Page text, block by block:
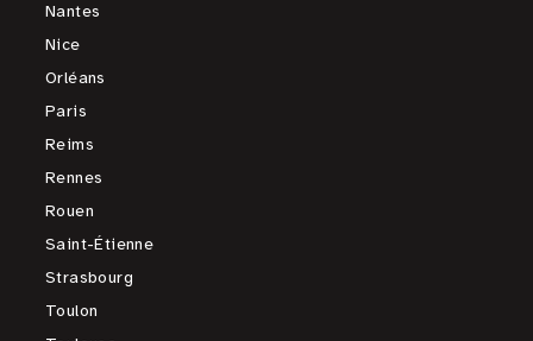
Nantes
Nice
Orléans
Paris
Reims
Rennes
Rouen
Saint-Étienne
Strasbourg
Toulon